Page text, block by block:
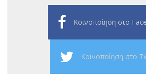
Κοινοποίηση στο
Κοινοποίηση στο